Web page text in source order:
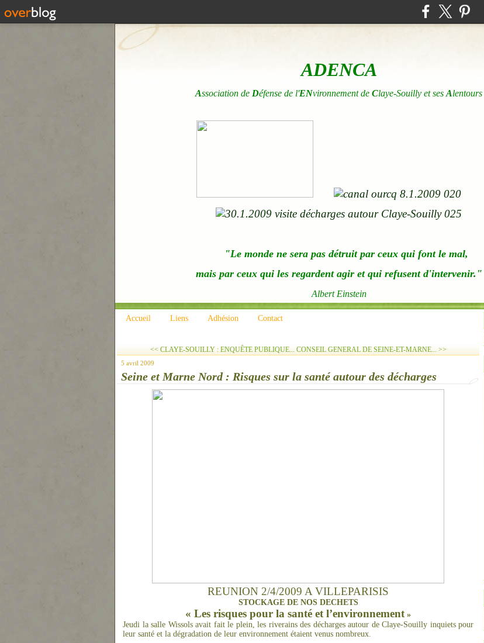
ADENCA
Association de Défense de l'ENvironnement de Claye-Souilly et ses Alentours
"Le monde ne sera pas détruit par ceux qui font le mal,
mais par ceux qui les regardent agir et qui refusent d'intervenir."
Albert Einstein
Accueil Liens Adhésion Contact
<< CLAYE-SOUILLY : ENQUÊTE PUBLIQUE... CONSEIL GENERAL DE SEINE-ET-MARNE... >>
5 avril 2009
Seine et Marne Nord : Risques sur la santé autour des décharges
REUNION 2/4/2009 A VILLEPARISIS
STOCKAGE DE NOS DECHETS
« Les risques pour la santé et l’environnement»
Jeudi la salle Wissols avait fait le plein, les riverains des décharges autour de Claye-Souilly inquiets pour
leur santé et la dégradation de leur environnement étaient venus nombreux.